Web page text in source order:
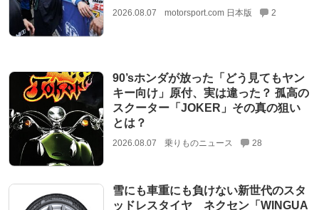
2026.08.07 motorsport.com 日本版 2
90’sホンダが放った「どう見てもヤン
キー向け」原付、実は違った？ 孤高の
スクーター「JOKER」その真の狙い
とは？
2026.08.07 乗りものニュース 28
雪にも車重にも負けない新世代のスタ
ッドレスタイヤ ネクセン「WINGUA